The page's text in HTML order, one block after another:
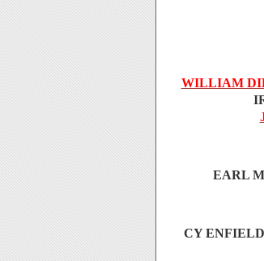
WILLIAM
EARL
CY